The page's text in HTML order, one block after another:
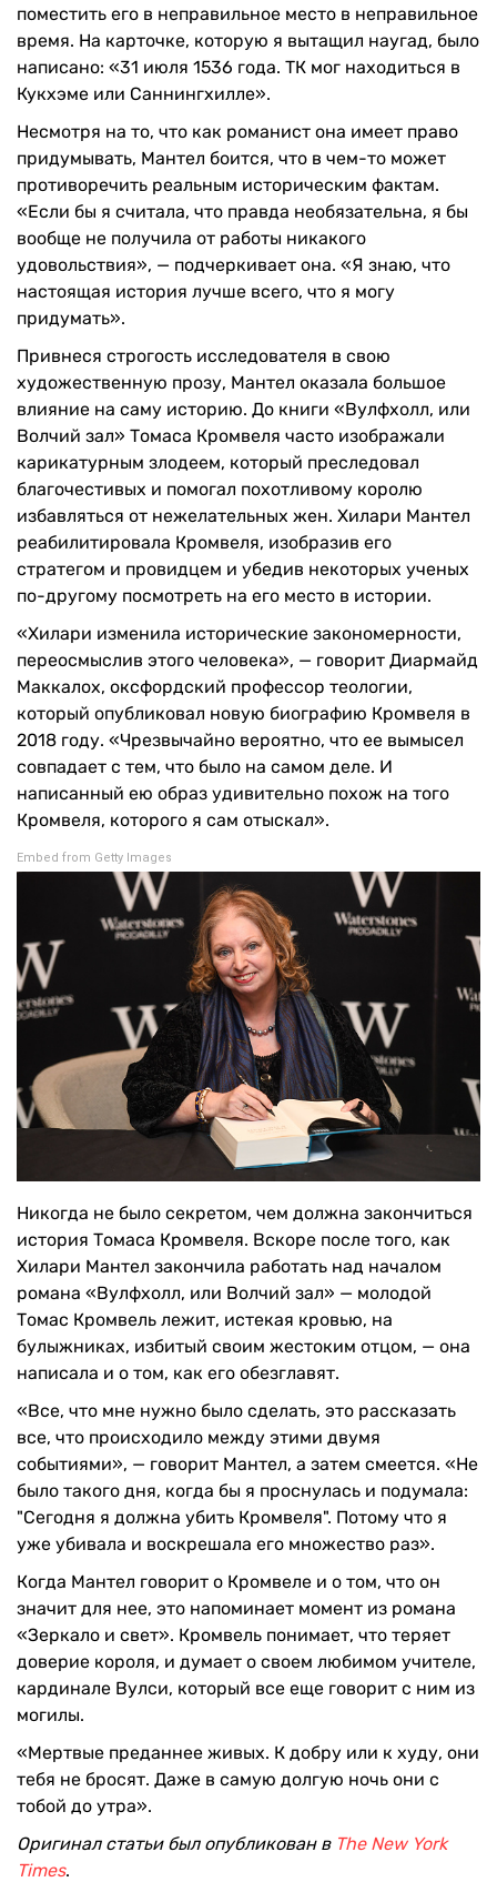
поместить его в неправильное место в неправильное
время. На карточке, которую я вытащил наугад, было
написано: «31 июля 1536 года. ТК мог находиться в
Кукхэме или Саннингхилле».
Несмотря на то, что как романист она имеет право
придумывать, Мантел боится, что в чем-то может
противоречить реальным историческим фактам.
«Если бы я считала, что правда необязательна, я бы
вообще не получила от работы никакого
удовольствия», — подчеркивает она. «Я знаю, что
настоящая история лучше всего, что я могу
придумать».
Привнеся строгость исследователя в свою
художественную прозу, Мантел оказала большое
влияние на саму историю. До книги «Вулфхолл, или
Волчий зал» Томаса Кромвеля часто изображали
карикатурным злодеем, который преследовал
благочестивых и помогал похотливому королю
избавляться от нежелательных жен. Хилари Мантел
реабилитировала Кромвеля, изобразив его
стратегом и провидцем и убедив некоторых ученых
по-другому посмотреть на его место в истории.
«Хилари изменила исторические закономерности,
переосмыслив этого человека», — говорит Диармайд
Маккалох, оксфордский профессор теологии,
который опубликовал новую биографию Кромвеля в
2018 году. «Чрезвычайно вероятно, что ее вымысел
совпадает с тем, что было на самом деле. И
написанный ею образ удивительно похож на того
Кромвеля, которого я сам отыскал».
Embed from Getty Images
Никогда не было секретом, чем должна закончиться
история Томаса Кромвеля. Вскоре после того, как
Хилари Мантел закончила работать над началом
романа «Вулфхолл, или Волчий зал» — молодой
Томас Кромвель лежит, истекая кровью, на
булыжниках, избитый своим жестоким отцом, — она
написала и о том, как его обезглавят.
«Все, что мне нужно было сделать, это рассказать
все, что происходило между этими двумя
событиями», — говорит Мантел, а затем смеется. «Не
было такого дня, когда бы я проснулась и подумала:
"Сегодня я должна убить Кромвеля". Потому что я
уже убивала и воскрешала его множество раз».
Когда Мантел говорит о Кромвеле и о том, что он
значит для нее, это напоминает момент из романа
«Зеркало и свет». Кромвель понимает, что теряет
доверие короля, и думает о своем любимом учителе,
кардинале Вулси, который все еще говорит с ним из
могилы.
«Мертвые преданнее живых. К добру или к худу, они
тебя не бросят. Даже в самую долгую ночь они с
тобой до утра».
Оригинал статьи был опубликован в The New York
Times.